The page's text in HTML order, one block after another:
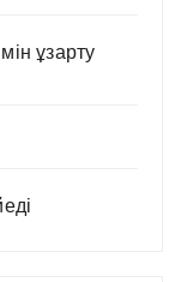
ұзарту